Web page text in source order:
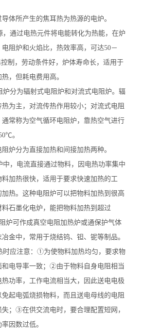
体所产生的焦耳热为热源的电炉。
通过电热元件将电能转化为热能，在炉
阻炉和火焰比，热效率高，可达50－
制，劳动条件好，炉体寿命长，适用于
，但耗电费用高。
分为辐射式电阻炉和对流式电阻炉。辐
为主，对流传热作用较小；对流式电阻
常称为空气循环电阻炉，靠热空气进行
。
炉分为直接加热和间接加热两种。
，电流直接通过物料，因电热功率集中
加热很快，适用于要求快速加热的工
热。这种电阻炉可以把物料加热到很高
石墨化电炉，能把物料加热到超过
炉可作成真空电阻加热炉或通保护气体
金中，常用于烧结钨、钽、铌等制品。
应注意：①为使物料加热均匀，要求物
和电导率一致；②由于物料自身电阻相当
功率，工作电流相当大，因此送电电极
起电弧烧损物料，而且送电母线的电阻
；③在供交流电时，要合理配置短网，
因数过低。